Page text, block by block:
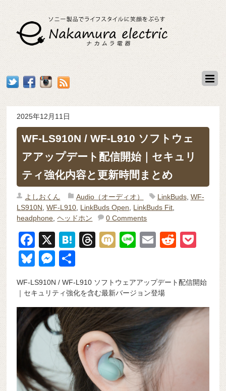
2025年12月11日
WF-LS910N / WF-L910 ソフトウェ
アアップデート配信開始｜セキュリ
ティ強化内容と更新時間まとめ
よしおくん Audio（オーディオ） LinkBuds, WF-
LS910N ,WF-L910 LinkBuds Open LinkBuds Fit
headphone ,ヘッドホン 0 Comments
F
a
c
e
b
o
o
X
H
n
a
T
a
d
s
M
Li
E
R
di
t
et
Bl
e
sk
y
M
ss
e
n
g
er
WF-LS910N / WF-L910 ソフトウェアアップデート配信開始
｜セキュリティ強化を含む最新バージョン登場